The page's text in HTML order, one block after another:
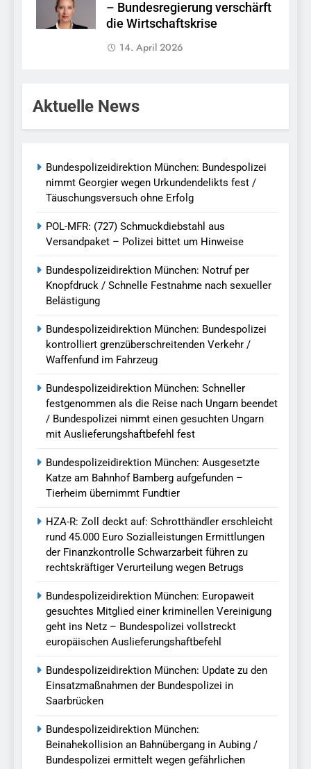
– Bundesregierung verschärft
die Wirtschaftskrise
14. April 2026
Aktuelle News
Bundespolizeidirektion München: Bundespolizei
nimmt Georgier wegen Urkundendelikts fest /
Täuschungsversuch ohne Erfolg
POL-MFR: (727) Schmuckdiebstahl aus
Versandpaket – Polizei bittet um Hinweise
Bundespolizeidirektion München: Notruf per
Knopfdruck / Schnelle Festnahme nach sexueller
Belästigung
Bundespolizeidirektion München: Bundespolizei
kontrolliert grenzüberschreitenden Verkehr /
Waffenfund im Fahrzeug
Bundespolizeidirektion München: Schneller
festgenommen als die Reise nach Ungarn beendet
/ Bundespolizei nimmt einen gesuchten Ungarn
mit Auslieferungshaftbefehl fest
Bundespolizeidirektion München: Ausgesetzte
Katze am Bahnhof Bamberg aufgefunden –
Tierheim übernimmt Fundtier
HZA-R: Zoll deckt auf: Schrotthändler erschleicht
rund 45.000 Euro Sozialleistungen Ermittlungen
der Finanzkontrolle Schwarzarbeit führen zu
rechtskräftiger Verurteilung wegen Betrugs
Bundespolizeidirektion München: Europaweit
gesuchtes Mitglied einer kriminellen Vereinigung
geht ins Netz – Bundespolizei vollstreckt
europäischen Auslieferungshaftbefehl
Bundespolizeidirektion München: Update zu den
Einsatzmaßnahmen der Bundespolizei in
Saarbrücken
Bundespolizeidirektion München:
Beinahekollision an Bahnübergang in Aubing /
Bundespolizei ermittelt wegen gefährlichen